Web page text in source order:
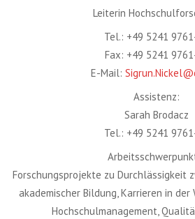
Leiterin
Tel.: +49 5241
Fax: +49 5241
E-Mail:
Assistenz:
Sarah Brodacz
Tel.: +49 5241
Forschungsprojekte zu Durchlässigkeit
akademischer Bildung, Karrieren in
Hochschulmanagement,